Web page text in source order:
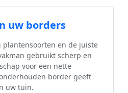
uw borders
plantensoorten en de juiste
gebruikt scherp en
voor een nette
border geeft
uw tuin.